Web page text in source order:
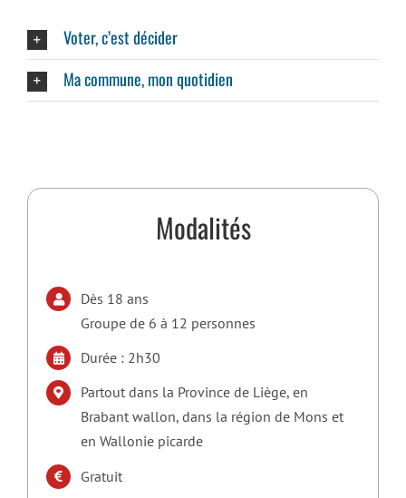
Voter, c’est décider
Ma commune, mon quotidien
Modalités
Dès 18 ans
Groupe de 6 à 12 personnes
Durée : 2h30
Partout dans la Province de Liège, en
Brabant wallon, dans la région de Mons et
en Wallonie picarde
Gratuit